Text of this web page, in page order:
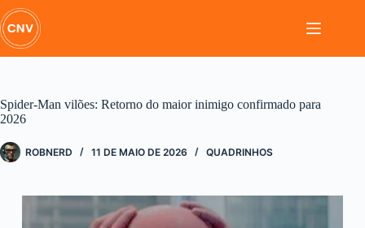
Pular
para
o
conteúdo
Spider-Man vilões: Retorno do maior inimigo confirmado para
2026
ROBNERD 11 DE MAIO DE 2026 QUADRINHOS